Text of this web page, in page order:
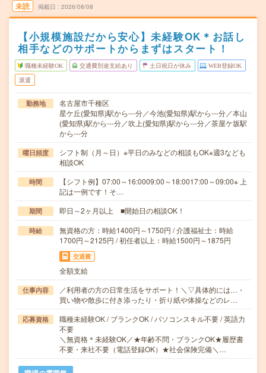
未読 掲載日 2026/08/08
【小規模施設だから安心】未経験OK＊お話し
相手などのサポートからまずはスタート！
職種未経験OK 交通費別途支給あり 土日祝日が休み WEB登録OK
派遣
勤務地
名古屋市千種区
星ケ丘(愛知県)駅から---分／今池(愛知県)駅から---分／本山
(愛知県)駅から---分／吹上(愛知県)駅から---分／茶屋ケ坂駅
から---分
曜日頻度
シフト制（月～日）※平日のみなどの相談もOK※週3なども
相談OK
時間
【シフト例】07:00～16:0009:00～18:0017:00～09:00※ 上
記は一例です！そ…
期間 即日～2ヶ月以上 ■開始日の相談OK！
時給
無資格の方：時給1400円～1750円 / 介護福祉士：時給
1700円～2125円 / 初任者以上：時給1500円～1875円
交通費
全額支給
仕事内容
／利用者の方の日常生活をサポート！＼▽具体的には…・
買い物や散歩に付き添ったり・折り紙や体操などのレ…
応募資格
職種未経験OK / ブランクOK / パソコンスキル不要 / 英語力
不要
＼無資格＊未経験OK／★年齢不問・ブランクOK★履歴書
不要・来社不要（電話登録OK）★社会保険完備＼…